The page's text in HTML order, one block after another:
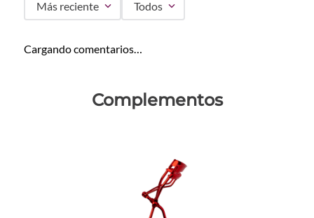
Más reciente Todos
Cargando comentarios…
Complementos